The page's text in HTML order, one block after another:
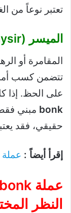
تعتبر نوعاً من
الميسر (Maysir) – المقامرة والقمار
المقامرة أو
تتضمن كسب
على الحظ. إذا
bonk مبني
حقيقي، فقد
إقرأ أيضاً : عملة ELON حلال ام حرام
عملة bonk حلال أم حرام
النظر